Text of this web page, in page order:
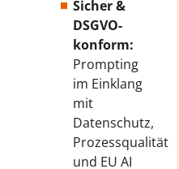
Sicher &
DSGVO-
konform:
Prompting
im Einklang
mit
Datenschutz,
Prozessqualität
und EU AI